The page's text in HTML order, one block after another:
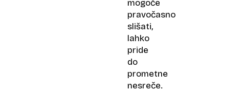
mogoče
pravočasno
slišati,
lahko
pride
do
prometne
nesreče.